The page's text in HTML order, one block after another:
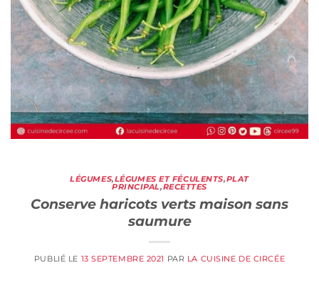
LÉGUMES,LÉGUMES ET FÉCULENTS,PLAT
PRINCIPAL,RECETTES
Conserve haricots verts maison sans
saumure
PUBLIÉ LE 13 SEPTEMBRE 2021 PAR LA CUISINE DE CIRCÉE